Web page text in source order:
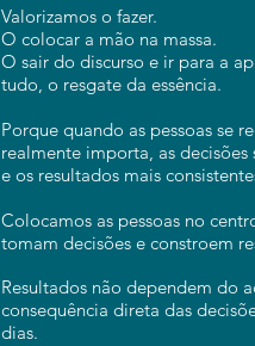
Valorizamos o fazer.
O colocar a mão na massa.
O sair do discurso e ir para a
tudo, o resgate da essência.
Porque quando as pessoas se
realmente importa, as decisões
e os resultados mais
Colocamos as pessoas no
tomam decisões e constroem
Resultados não dependem do
consequência direta das
dias.